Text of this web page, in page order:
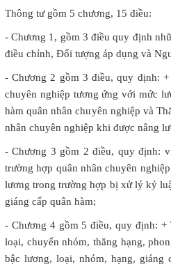
Thông tư gồm 5 chương, 15 điều:
- Chương 1, gồm 3 điều quy định
điều chỉnh, Đối tượng áp dụng và
- Chương 2 gồm 3 điều, quy định: +
chuyên nghiệp tương ứng với mức
hàm quân nhân chuyên nghiệp và
nhân chuyên nghiệp khi được nâng
- Chương 3 gồm 2 điều, quy định:
trường hợp quân nhân chuyên
lương trong trường hợp bị xử lý kỷ
giáng cấp quân hàm;
- Chương 4 gồm 5 điều, quy định: +
loại, chuyển nhóm, thăng hạng,
bậc lương, loại, nhóm, hạng, giáng